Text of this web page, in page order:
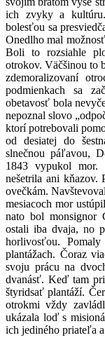
ich zvyky a
bolesťou sa
Onedlho mal
Boli to rozsiahle
otrokov. Väčšinou to
zdemoralizovaní
podmienkach sa
obetavosť bola
nepoznal slovo
ktorí potrebovali
od desiatej do
slnečnou páľavou,
1843 vypukol mor.
nešetrila ani kňazov.
ovečkám.
mesiacoch mor
nato bol monsignor
ostali iba dvaja, no
horlivosťou.
plantážach. Čoraz
svoju prácu na
dvanásť. Keď tam
štyridsať plantáží.
otrokmi vždy
ukázala loď s
ich jediného priateľa